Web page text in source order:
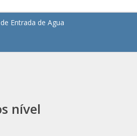
Entrada de Agua
nível